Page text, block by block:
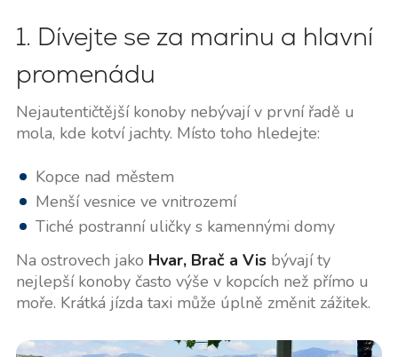
1. Dívejte se za marinu a hlavní
promenádu
Nejautentičtější konoby nebývají v první řadě u
mola, kde kotví jachty. Místo toho hledejte:
Kopce nad městem
Menší vesnice ve vnitrozemí
Tiché postranní uličky s kamennými domy
Na ostrovech jako Hvar, Brač a Visbývají ty
nejlepší konoby často výše v kopcích než přímo u
moře. Krátká jízda taxi může úplně změnit zážitek.